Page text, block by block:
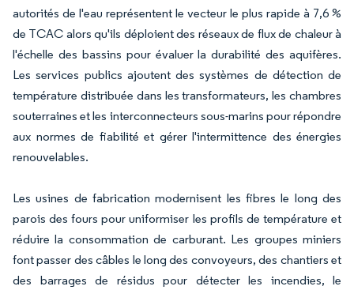
autorités de l'eau représentent le vecteur le plus rapide à 7,6 %
de TCAC alors qu'ils déploient des réseaux de flux de chaleur à
l'échelle des bassins pour évaluer la durabilité des aquifères.
Les services publics ajoutent des systèmes de détection de
température distribuée dans les transformateurs, les chambres
souterraines et les interconnecteurs sous-marins pour répondre
aux normes de fiabilité et gérer l'intermittence des énergies
renouvelables.
Les usines de fabrication modernisent les fibres le long des
parois des fours pour uniformiser les profils de température et
réduire la consommation de carburant. Les groupes miniers
font passer des câbles le long des convoyeurs, des chantiers et
des barrages de résidus pour détecter les incendies, le